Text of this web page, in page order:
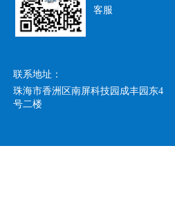
客服
联系地址：
珠海市香洲区南屏科技园成丰园东4
号二楼